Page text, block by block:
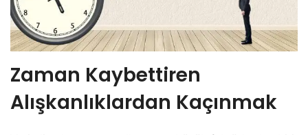
Zaman Kaybettiren
Alışkanlıklardan Kaçınmak